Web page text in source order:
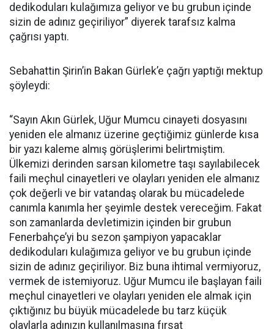
dedikoduları kulağımıza geliyor ve bu grubun içinde
sizin de adınız geçiriliyor” diyerek tarafsız kalma
çağrısı yaptı.
Sebahattin Şirin’in Bakan Gürlek’e çağrı yaptığı mektup
şöyleydi:
“Sayın Akın Gürlek, Uğur Mumcu cinayeti dosyasını
yeniden ele almanız üzerine geçtiğimiz günlerde kısa
bir yazı kaleme almış görüşlerimi belirtmiştim.
Ülkemizi derinden sarsan kilometre taşı sayılabilecek
faili meçhul cinayetleri ve olayları yeniden ele almanız
çok değerli ve bir vatandaş olarak bu mücadelede
canımla kanımla her şeyimle destek vereceğim. Fakat
son zamanlarda devletimizin içinden bir grubun
Fenerbahçe’yi bu sezon şampiyon yapacaklar
dedikoduları kulağımıza geliyor ve bu grubun içinde
sizin de adınız geçiriliyor. Biz buna ihtimal vermiyoruz,
vermek de istemiyoruz. Uğur Mumcu ile başlayan faili
meçhul cinayetleri ve olayları yeniden ele almak için
çıktığınız bu büyük mücadelede bu tarz küçük
olaylarla adınızın kullanılmasına fırsat